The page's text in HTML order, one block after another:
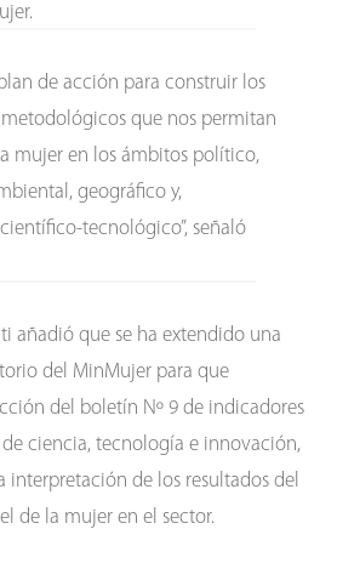
de acción para construir los
que nos permitan
mujer en los ámbitos político,
geográfico y,
tecnológico”, señaló
añadió que se ha extendido una
del MinMujer para que
del boletín Nº 9 de indicadores
ciencia, tecnología e innovación,
interpretación de los resultados del
de la mujer en el sector.